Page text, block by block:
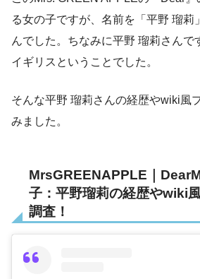
る女の子ですが、名前を「平野 瑠莉
んでした。ちなみに平野 瑠莉さんで
イギリスということでした。
そんな平野 瑠莉さんの経歴やwiki風
みました。
MrsGREENAPPLE｜
子：平野瑠莉の経歴やwiki
調査！